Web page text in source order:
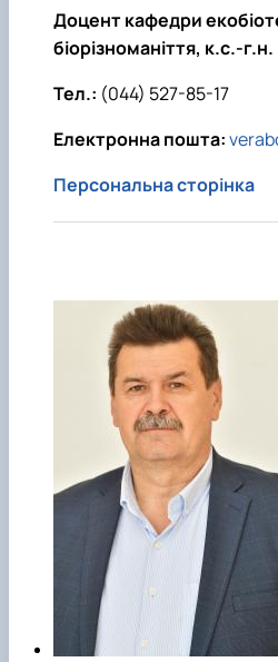
Доцент кафедри
біорізноманіття, к.с.-г.н.
Тел.: (044) 527-85-17
Електронна пошта:
Персональна сторінка